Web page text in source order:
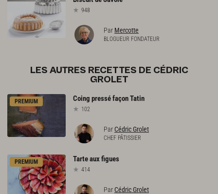
948
Par Mercotte
BLOGUEUR FONDATEUR
LES AUTRES RECETTES DE CÉDRIC
GROLET
PREMIUM Coing presséfaçonTatin
102
Par Cédric Grolet
CHEF PÂTISSIER
PREMIUM Tarteauxfigues
414
Par Cédric Grolet